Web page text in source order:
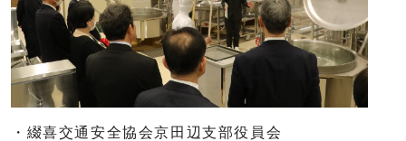
・綴喜交通安全協会京田辺支部役員会